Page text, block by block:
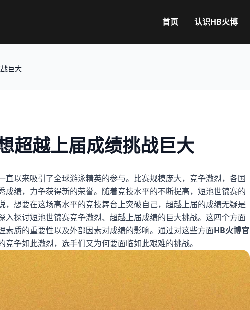
首页 认识HB火博
巨大
超越上届成绩挑战巨大
以来吸引了全球游泳精英的参与。比赛规模庞大，竞争激烈，各国
绩，力争获得新的荣誉。随着竞技水平的不断提高，短池世锦赛的
想要在这场高水平的竞技舞台上突破自己，超越上届的成绩无疑是
入探讨短池世锦赛竞争激烈、超越上届成绩的巨大挑战。这四个方面
质的重要性以及外部因素对成绩的影响。通过对这些方面HB火博官
争如此激烈，选手们又为何要面临如此艰难的挑战。